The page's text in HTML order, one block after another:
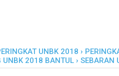
UNBK 2018 ›
UNBK 2018 BANTUL › SEBARAN